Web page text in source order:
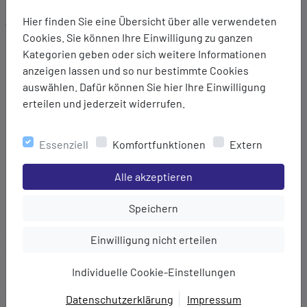
Hier finden Sie eine Übersicht über alle verwendeten
Cookies. Sie können Ihre Einwilligung zu ganzen
Kategorien geben oder sich weitere Informationen
anzeigen lassen und so nur bestimmte Cookies
auswählen. Dafür können Sie hier Ihre Einwilligung
erteilen und jederzeit widerrufen.
Essenziell Komfortfunktionen Extern
Einstellungen speichern für die Gruppe
Alle akzeptieren
Einstellungen speichern für die
Speichern
Einstellungen speichern für die Gruppe
Einwilligung nicht erteilen
Individuelle Cookie-Einstellungen
Datenschutzerklärung Impressum
Ausstattung:
Wasserdicht - dreischichtiger Aufbau sorgt für Wärme,
Haltbarkeit und Wasserdichtheit
Wassersäule von >20.000 mm
Komfort - Futter aus Merinowolle bietet
Feuchtigkeitsregulierung, Isolierung und Komfort
Enge Passform
Vier-Wege-Stretch für Komfort
Fußbettpolsterung reduziert den Druck und absorbiert
Außen: 62% Polypropylen (Polycolon)/29% Nylon/9% Elasthan